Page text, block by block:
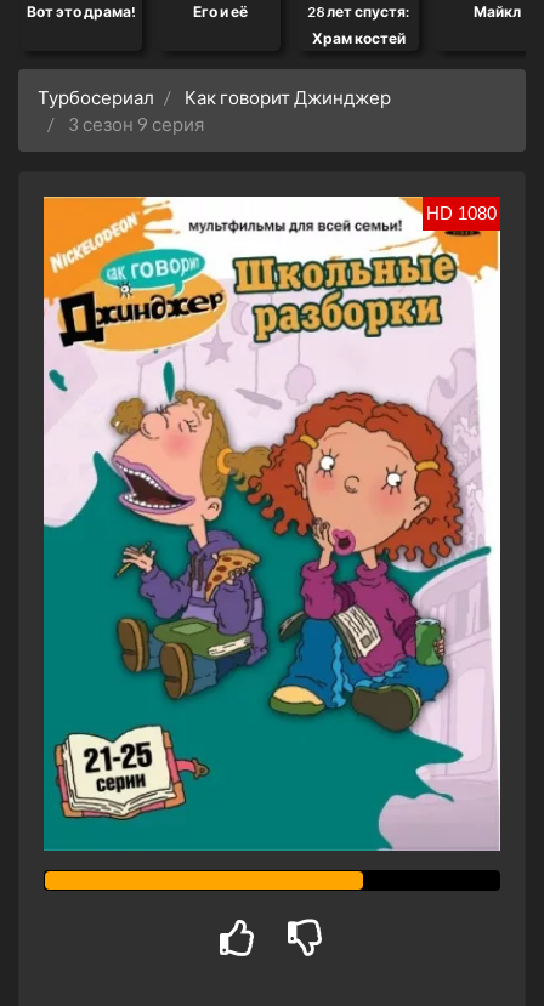
Вот это драма! Его и её
28 лет спустя:
Храм костей
Майкл
Турбосериал
Как говорит Джинджер
3 сезон 9 серия
HD 1080